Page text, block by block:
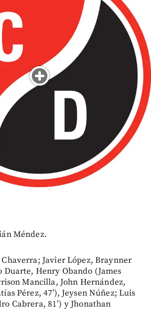
Méndez.
Chaverra; Javier López, Braynner
Henry Obando (James
Mancilla, John Hernández,
Pérez, 47’), Jeysen Núñez; Luis
Cabrera, 81’) y Jhonathan